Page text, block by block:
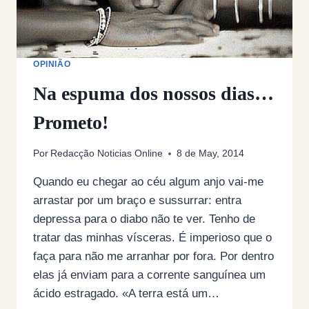
OPINIÃO
Na espuma dos nossos dias…
Prometo!
Por Redacção Noticias Online 8 de May, 2014
Quando eu chegar ao céu algum anjo vai-me
arrastar por um braço e sussurrar: entra
depressa para o diabo não te ver. Tenho de
tratar das minhas vísceras. É imperioso que o
faça para não me arranhar por fora. Por dentro
elas já enviam para a corrente sanguínea um
ácido estragado. «A terra está um…